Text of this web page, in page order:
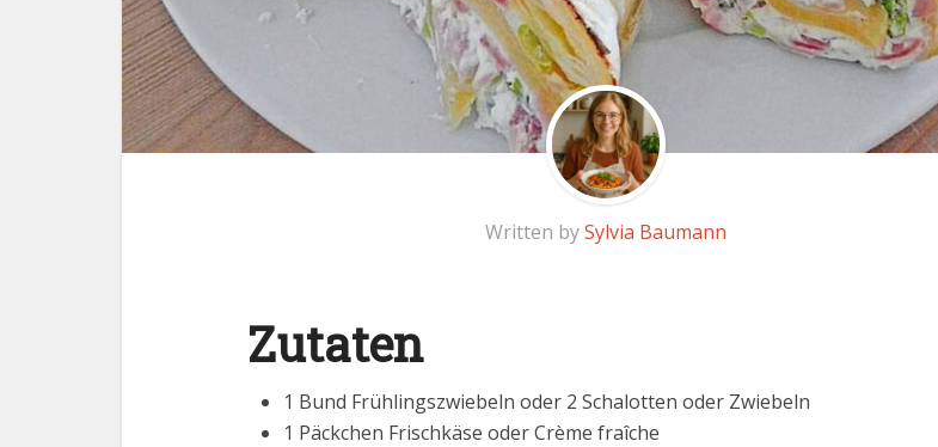
Written bySylvia Baumann
Zutaten
1 Bund Frühlingszwiebeln oder 2 Schalotten oder Zwiebeln
1 Päckchen Frischkäse oder Crème fraîche